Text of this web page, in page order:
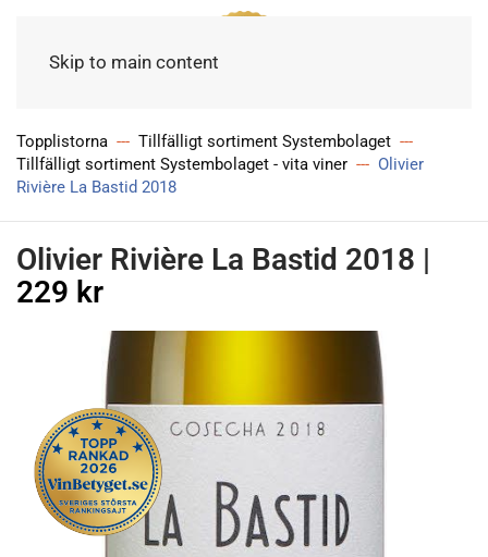
Skip to main content
Meny
Topplistorna
Tillfälligt sortiment Systembolaget
Tillfälligt sortiment Systembolaget - vita viner
Olivier
Rivière La Bastid 2018
Olivier Rivière La Bastid 2018 |
229 kr